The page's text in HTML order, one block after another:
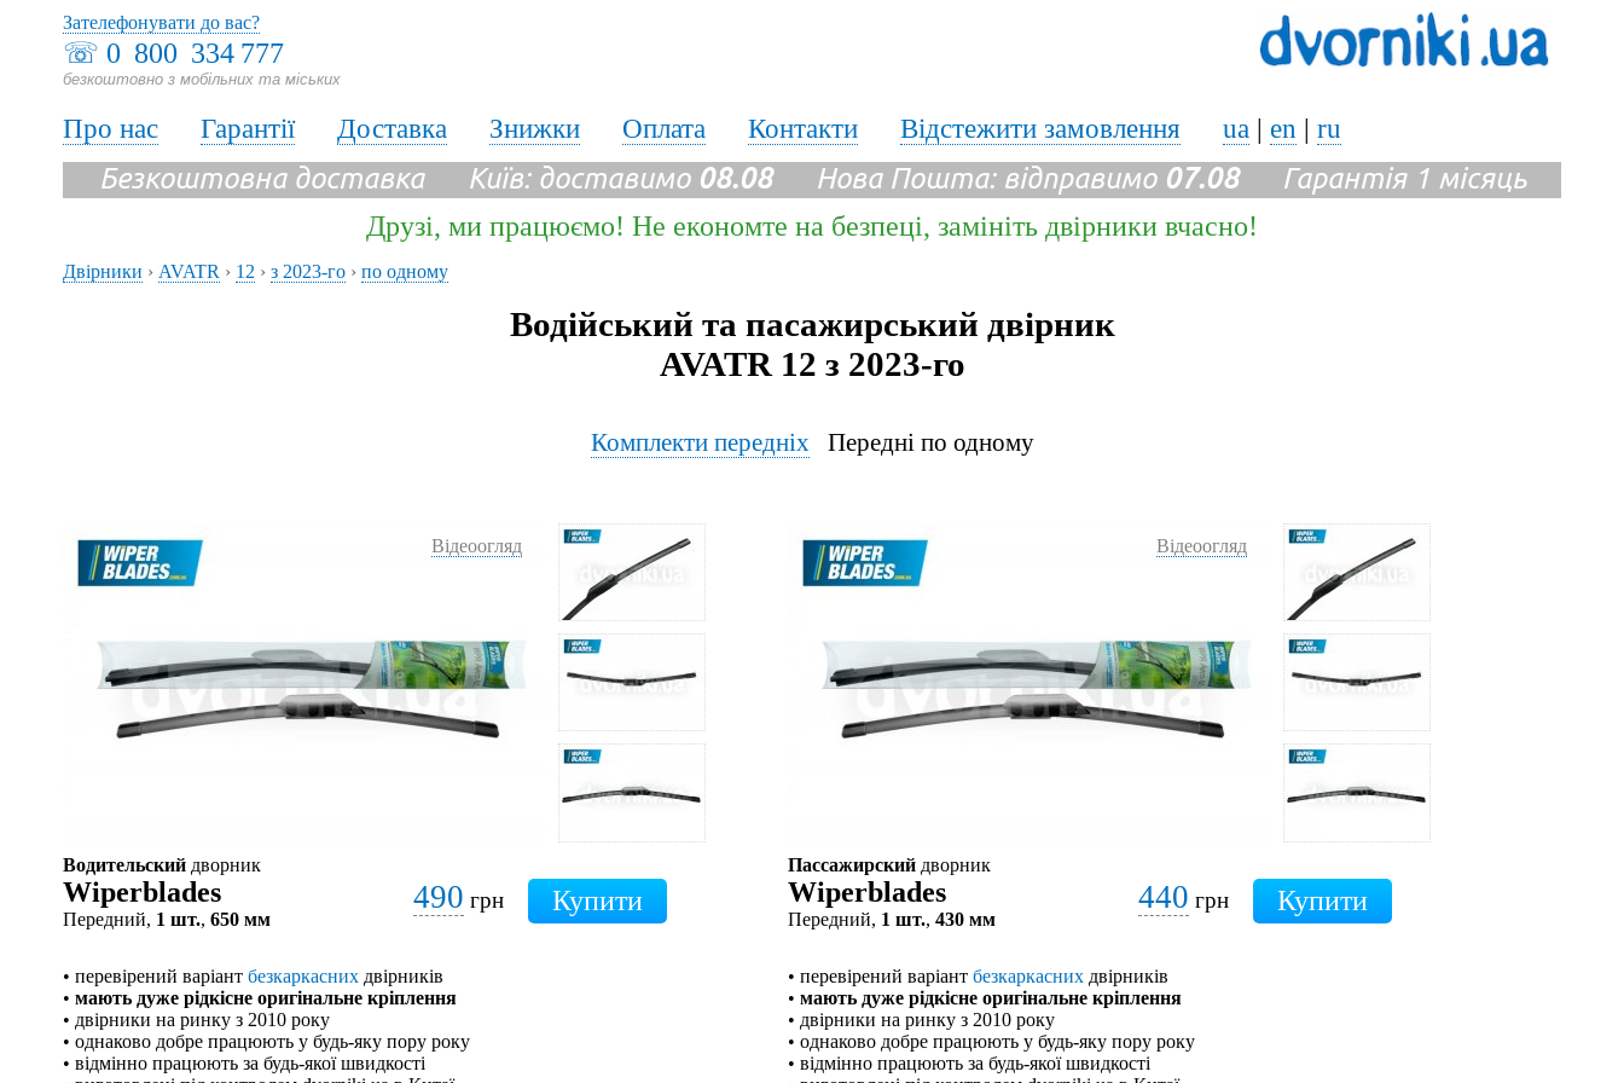
☏ 0 800 334 777
безкоштовно з мобільних та міських
Зателефонувати до вас?
Про нас Гарантії Доставка Знижки Оплата Контакти Відстежити замовлення ua | en | ru
Безкоштовна доставка Київ: доставимо 08.08Нова Пошта: відправимо 07.08Гарантія 1 місяць
Друзі, ми працюємо! Не економте на безпеці, замініть двірники вчасно!
Двірники › AVATR › 12 › з 2023-го › по одному
Водійський та пасажирський двірник
AVATR 12 з 2023-го
Комплекти передніхПередні по одному
Відеоогляд
Водительский дворник
Wiperblades
Передний, 1 шт., 650 мм
490 грн
• перевірений варіант безкаркасних двірників
• мають дуже рідкісне оригінальне кріплення
• двірники на ринку з 2010 року
• однаково добре працюють у будь-яку пору року
• відмінно працюють за будь-якої швидкості
Відеоогляд
Пассажирский дворник
Wiperblades
Передний, 1 шт., 430 мм
440 грн
• перевірений варіант безкаркасних двірників
• мають дуже рідкісне оригінальне кріплення
• двірники на ринку з 2010 року
• однаково добре працюють у будь-яку пору року
• відмінно працюють за будь-якої швидкості